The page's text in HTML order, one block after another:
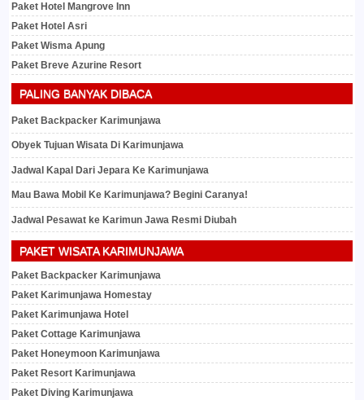
Paket Hotel Mangrove Inn
Paket Hotel Asri
Paket Wisma Apung
Paket Breve Azurine Resort
PALING BANYAK DIBACA
Paket Backpacker Karimunjawa
Obyek Tujuan Wisata Di Karimunjawa
Jadwal Kapal Dari Jepara Ke Karimunjawa
Mau Bawa Mobil Ke Karimunjawa? Begini Caranya!
Jadwal Pesawat ke Karimun Jawa Resmi Diubah
PAKET WISATA KARIMUNJAWA
Paket Backpacker Karimunjawa
Paket Karimunjawa Homestay
Paket Karimunjawa Hotel
Paket Cottage Karimunjawa
Paket Honeymoon Karimunjawa
Paket Resort Karimunjawa
Paket Diving Karimunjawa